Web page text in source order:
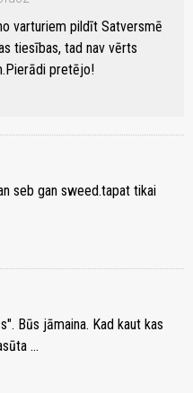
varturiem pildīt Satversmē
tiesības, tad nav vērts
pretējo!
seb gan sweed.tapat tikai
Būs jāmaina. Kad kaut kas
...